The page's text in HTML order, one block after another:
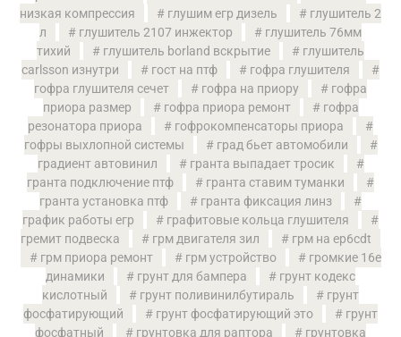
низкая компрессия
глушим егр дизель
глушитель 2
л
глушитель 2107 инжектор
глушитель 76мм
тихий
глушитель borland вскрытие
глушитель
carlsson изнутри
гост на птф
гофра глушителя
гофра глушителя сечет
гофра на приору
гофра
приора размер
гофра приора ремонт
гофра
резонатора приора
гофрокомпенсаторы приора
гофры выхлопной системы
град бьет автомобили
градиент автовинил
гранта выпадает тросик
гранта подключение птф
гранта ставим туманки
гранта установка птф
гранта фиксация линз
график работы егр
графитовые кольца глушителя
гремит подвеска
грм двигателя зил
грм на ep6cdt
грм приора ремонт
грм устройство
громкие 16е
динамики
грунт для бампера
грунт кодекс
кислотный
грунт поливинилбутираль
грунт
фосфатирующий
грунт фосфатирующий это
грунт
фосфатный
грунтовка для раптора
грунтовка